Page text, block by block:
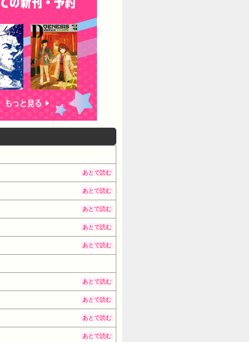
あとで読む
あとで読む
あとで読む
あとで読む
あとで読む
あとで読む
あとで読む
あとで読む
あとで読む